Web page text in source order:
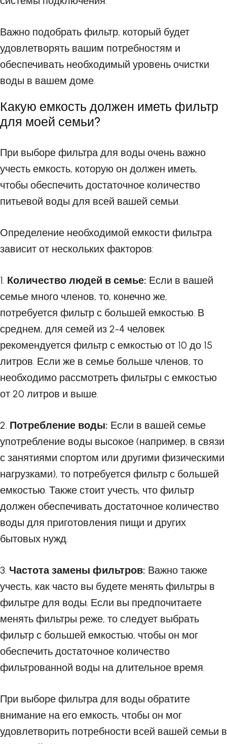
Важно подобрать фильтр, который будет
удовлетворять вашим потребностям и
обеспечивать необходимый уровень очистки
воды в вашем доме.
Какую емкость должен иметь фильтр
для моей семьи?
При выборе фильтра для воды очень важно
учесть емкость, которую он должен иметь,
чтобы обеспечить достаточное количество
питьевой воды для всей вашей семьи.
Определение необходимой емкости фильтра
зависит от нескольких факторов:
1. Количество людей в семье: Если в вашей
семье много членов, то, конечно же,
потребуется фильтр с большей емкостью. В
среднем, для семей из 2-4 человек
рекомендуется фильтр с емкостью от 10 до 15
литров. Если же в семье больше членов, то
необходимо рассмотреть фильтры с емкостью
от 20 литров и выше.
2. Потребление воды: Если в вашей семье
употребление воды высокое (например, в связи
с занятиями спортом или другими физическими
нагрузками), то потребуется фильтр с большей
емкостью. Также стоит учесть, что фильтр
должен обеспечивать достаточное количество
воды для приготовления пищи и других
бытовых нужд.
3. Частота замены фильтров: Важно также
учесть, как часто вы будете менять фильтры в
фильтре для воды. Если вы предпочитаете
менять фильтры реже, то следует выбрать
фильтр с большей емкостью, чтобы он мог
обеспечить достаточное количество
фильтрованной воды на длительное время.
При выборе фильтра для воды обратите
внимание на его емкость, чтобы он мог
удовлетворить потребности всей вашей семьи в